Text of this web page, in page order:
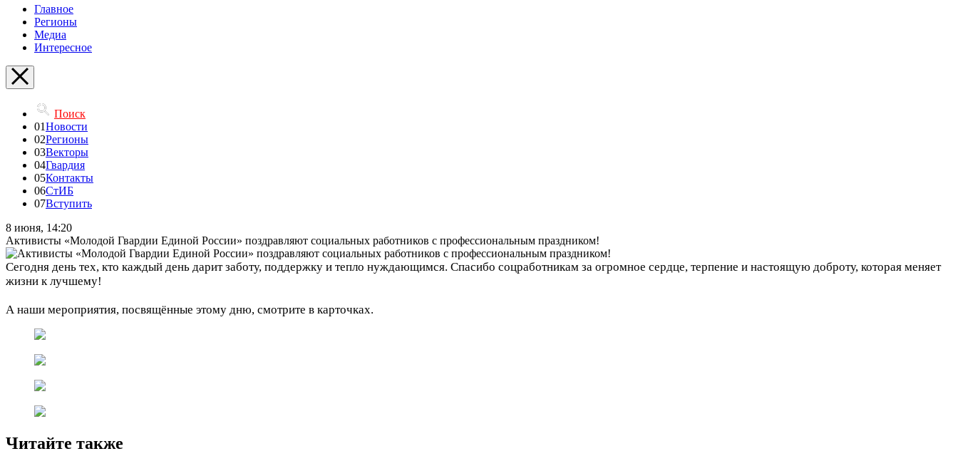
Главное
Регионы
Медиа
Интересное
Поиск
01Новости
02Регионы
03Векторы
04Гвардия
05Контакты
06СтИБ
07Вступить
8 июня, 14:20
Активисты «Молодой Гвардии Единой России» поздравляют социальных работников с профессиональным праздником!
Сегодня день тех, кто каждый день дарит заботу, поддержку и тепло нуждающимся. Спасибо соцработникам за огромное сердце, терпение и настоящую доброту, которая меняет
жизни к лучшему!
А наши мероприятия, посвящённые этому дню, смотрите в карточках.
Читайте также